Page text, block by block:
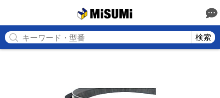
検索